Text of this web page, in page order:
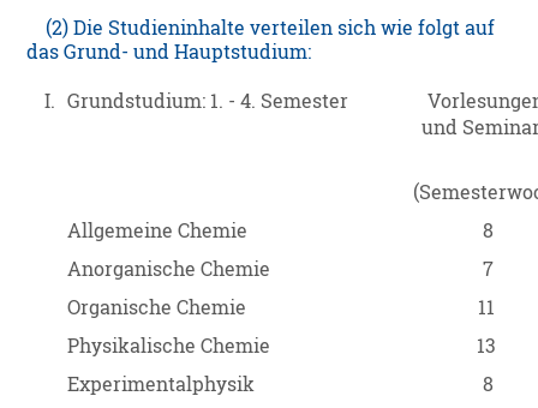
(2) Die Studieninhalte verteilen sich wie folgt auf
das Grund- und Hauptstudium:
I. Grundstudium: 1. - 4. Semester
und
Allgemeine Chemie
8
Anorganische Chemie
7
Organische Chemie
11
Physikalische Chemie
13
Experimentalphysik
8